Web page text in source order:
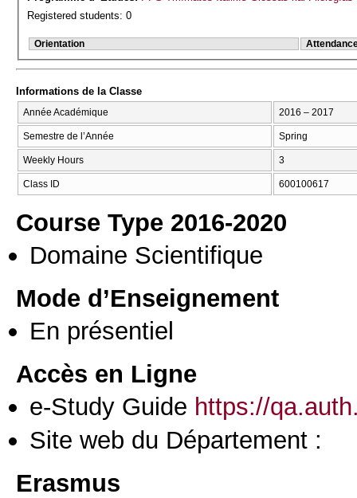
Registered students: 0
Orientation
Informations de la Classe
Année Académique 2016 – 2017
Semestre de l’Année Spring
Weekly Hours 3
Class ID 600100617
Course Type 2016-2020
Domaine Scientifique
Mode d’Enseignement
En présentiel
Accès en Ligne
e-Study Guide https://
Site web du Département :
Erasmus